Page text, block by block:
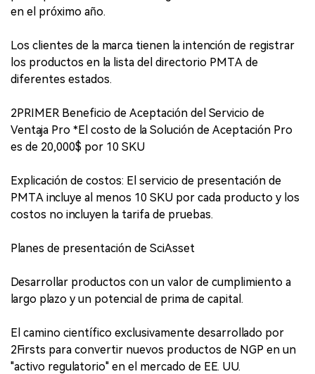
en el próximo año.
Los clientes de la marca tienen la intención de registrar
los productos en la lista del directorio PMTA de
diferentes estados.
2PRIMER Beneficio de Aceptación del Servicio de
Ventaja Pro *El costo de la Solución de Aceptación Pro
es de 20,000$ por 10 SKU
Explicación de costos: El servicio de presentación de
PMTA incluye al menos 10 SKU por cada producto y los
costos no incluyen la tarifa de pruebas.
Planes de presentación de SciAsset
Desarrollar productos con un valor de cumplimiento a
largo plazo y un potencial de prima de capital.
El camino científico exclusivamente desarrollado por
2Firsts para convertir nuevos productos de NGP en un
"activo regulatorio" en el mercado de EE. UU.